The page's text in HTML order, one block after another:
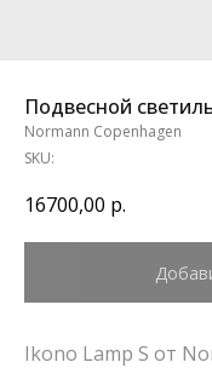
Подвесной
Normann Copenhagen
SKU:
16700,00 р.
Ikono Lamp S от